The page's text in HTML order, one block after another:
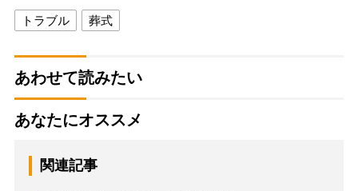
トラブル 葬式
あわせて読みたい
あなたにオススメ
関連記事